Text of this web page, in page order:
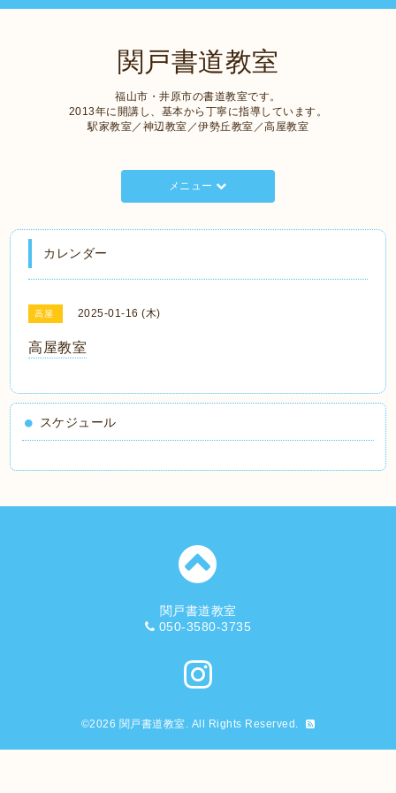
関戸書道教室
福山市・井原市の書道教室です。
2013年に開講し、基本から丁寧に指導しています。
駅家教室／神辺教室／伊勢丘教室／高屋教室
メニュー
カレンダー
高屋 2025-01-16 (木)
高屋教室
スケジュール
関戸書道教室
050-3580-3735
©2026 関戸書道教室. All Rights Reserved.